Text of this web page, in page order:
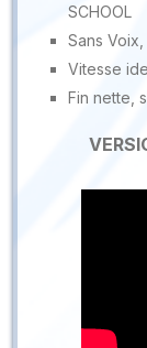
SCHOOL
Sans
Vitesse
Fin nette,